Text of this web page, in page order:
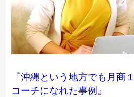
『沖縄という地方でも月商
コーチになれた事例』